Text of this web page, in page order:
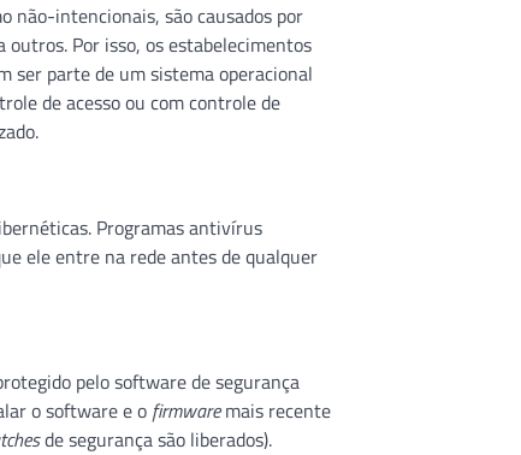
não-intencionais, são causados por
Por isso, os estabelecimentos
ser parte de um sistema operacional
de acesso ou com controle de
Programas antivírus
ele entre na rede antes de qualquer
pelo software de segurança
o software e o firmwaremais recente
de segurança são liberados).